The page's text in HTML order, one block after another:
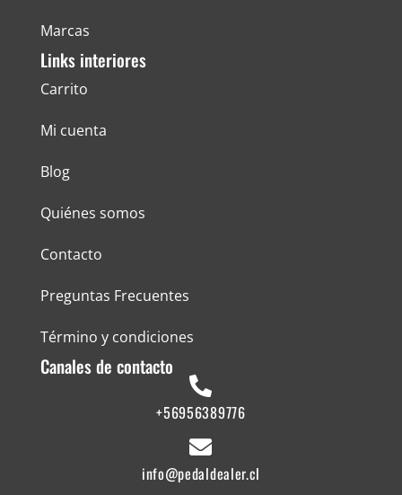
Marcas
Links interiores
Carrito
Mi cuenta
Blog
Quiénes somos
Contacto
Preguntas Frecuentes
Término y condiciones
Canales de contacto
+56956389776
info@pedaldealer.cl